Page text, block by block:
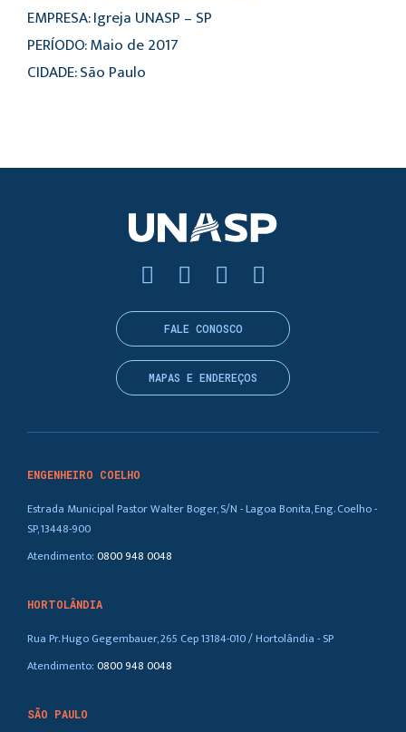
EMPRESA: Igreja UNASP – SP
PERÍODO: Maio de 2017
CIDADE: São Paulo
ENGENHEIRO COELHO
Estrada Municipal Pastor Walter Boger, S/N - Lagoa Bonita, Eng. Coelho -
SP, 13448-900
Atendimento:0800 948 0048
HORTOLÂNDIA
Rua Pr. Hugo Gegembauer, 265 Cep 13184-010 / Hortolândia - SP
Atendimento:0800 948 0048
SÃO PAULO
FALE CONOSCO
MAPAS E ENDEREÇOS